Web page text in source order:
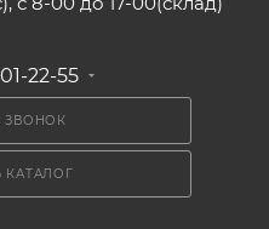
22-55
ЗВОНОК
КАТАЛОГ